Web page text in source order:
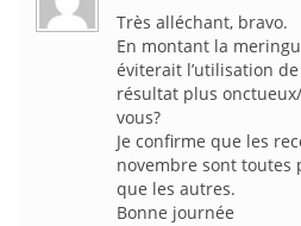
Très alléchant, bravo.
En montant la
éviterait l’utilisation
résultat plus
vous?
Je confirme que les
novembre sont toutes
que les autres.
Bonne journée